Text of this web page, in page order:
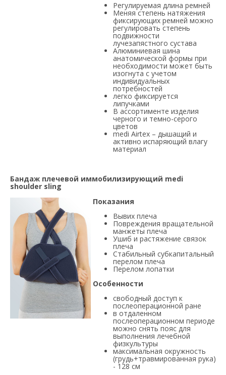
Регулируемая длина ремней
Меняя степень натяжения
фиксирующих ремней можно
регулировать степень
подвижности
лучезапястного сустава
Алюминиевая шина
анатомической формы при
необходимости может быть
изогнута с учетом
индивидуальных
потребностей
легко фиксируется
липучками
В ассортименте изделия
черного и темно-серого
цветов
medi Airtex – дышащий и
активно испаряющий влагу
материал
Бандаж плечевой иммобилизирующий medi
shoulder sling
Показания
Вывих плеча
Повреждения вращательной
манжеты плеча
Ушиб и растяжение связок
плеча
Стабильный субкапитальный
перелом плеча
Перелом лопатки
Особенности
свободный доступ к
послеоперационной ране
в отдаленном
послеоперационном периоде
можно снять пояс для
выполнения лечебной
физкультуры
максимальная окружность
(грудь+травмированная рука)
- 128 см